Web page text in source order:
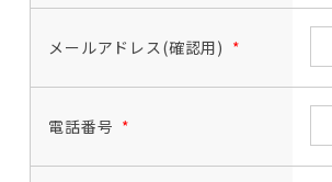
メールアドレス(確認用) *
電話番号 *